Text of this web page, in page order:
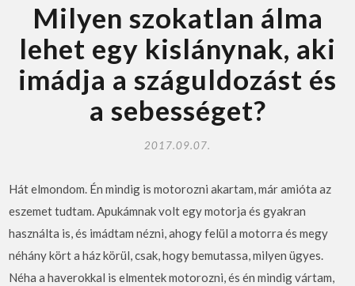
Milyen szokatlan álma
lehet egy kislánynak, aki
imádja a száguldozást és
a sebességet?
2017.09.07.
Hát elmondom. Én mindig is motorozni akartam, már amióta az
eszemet tudtam. Apukámnak volt egy motorja és gyakran
használta is, és imádtam nézni, ahogy felül a motorra és megy
néhány kört a ház körül, csak, hogy bemutassa, milyen ügyes.
Néha a haverokkal is elmentek motorozni, és én mindig vártam,